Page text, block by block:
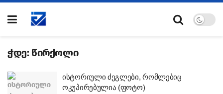
ჭდე: წირქოლი
ისტორიული ძეგლები, რომლებიც
ოკუპირებულია (ფოტო)